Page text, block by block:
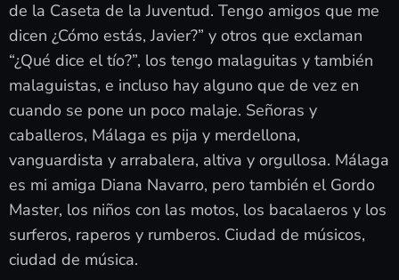
de la Caseta de la Juventud. Tengo amigos que me
dicen ¿Cómo estás, Javier?” y otros que exclaman
“¿Qué dice el tío?”, los tengo malaguitas y también
malaguistas, e incluso hay alguno que de vez en
cuando se pone un poco malaje. Señoras y
caballeros, Málaga es pija y merdellona,
vanguardista y arrabalera, altiva y orgullosa. Málaga
es mi amiga Diana Navarro, pero también el Gordo
Master, los niños con las motos, los bacalaeros y los
surferos, raperos y rumberos. Ciudad de músicos,
ciudad de música.